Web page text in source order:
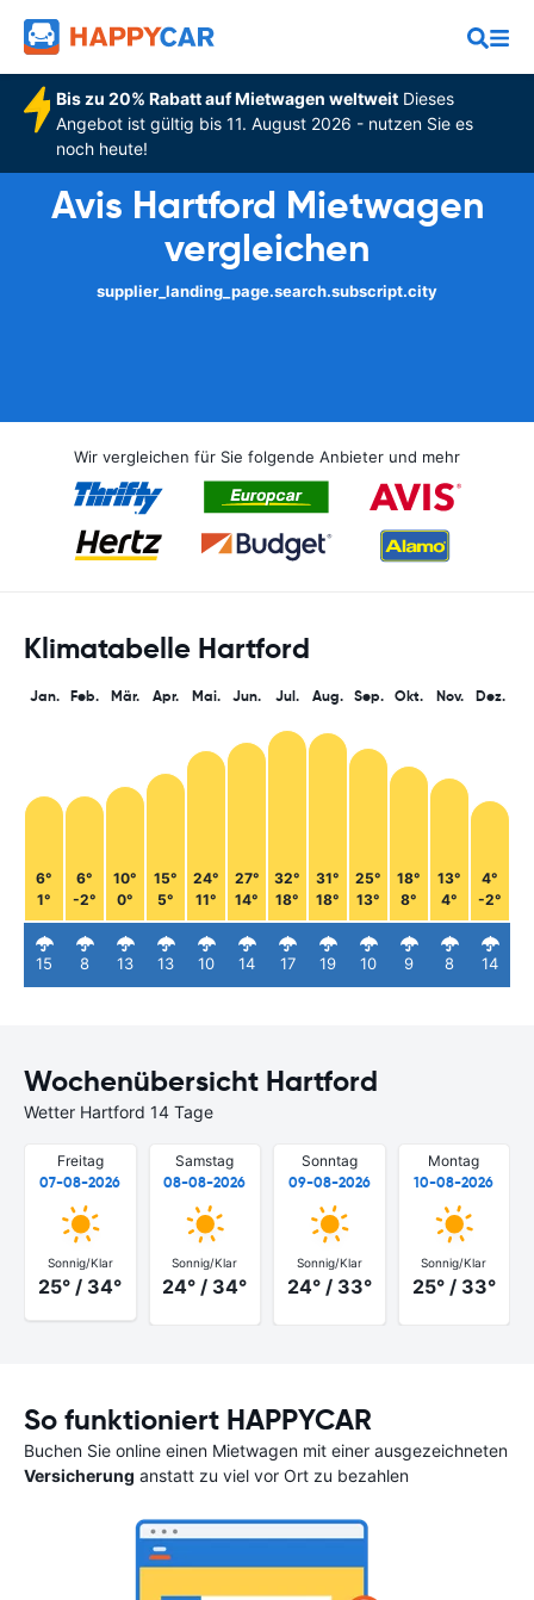
Bis zu 20% Rabatt auf Mietwagen weltweitDieses
Angebot ist gültig bis 11. August 2026 - nutzen Sie es
noch heute!
Avis Hartford Mietwagen
vergleichen
supplier_landing_page.search.subscript.city
Wir vergleichen für Sie folgende Anbieter und mehr
Klimatabelle Hartford
Jan.
6°
1°
15
Feb.
6°
-2°
8
Mär.
10°
0°
13
Apr.
15°
5°
13
Mai.
24°
11°
10
Jun.
27°
14°
14
Jul.
32°
18°
17
Aug.
31°
18°
19
Sep.
25°
13°
10
Okt.
18°
8°
9
Nov.
13°
4°
8
Dez.
4°
-2°
14
Wochenübersicht Hartford
Wetter Hartford 14 Tage
Freitag
07-08-2026
Sonnig/Klar
25° / 34°
Samstag
08-08-2026
Sonnig/Klar
24° / 34°
Sonntag
09-08-2026
Sonnig/Klar
24° / 33°
Montag
10-08-2026
Sonnig/Klar
25° / 33°
So funktioniert HAPPYCAR
Buchen Sie online einen Mietwagen mit einer ausgezeichneten
Versicherung anstatt zu viel vor Ort zu bezahlen